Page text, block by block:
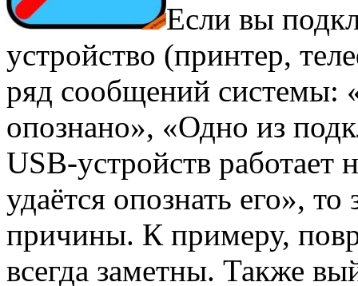
Если вы
устройство (принтер,
ряд сообщений системы:
опознано», «Одно из
USB-устройств работает
удаётся опознать его»,
причины. К примеру,
всегда заметны. Также